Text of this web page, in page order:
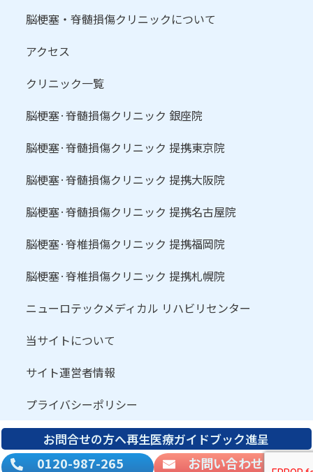
脳梗塞・脊髄損傷クリニックについて
アクセス
クリニック一覧
脳梗塞·脊髄損傷クリニック 銀座院
脳梗塞·脊髄損傷クリニック 提携東京院
脳梗塞·脊髄損傷クリニック 提携大阪院
脳梗塞·脊髄損傷クリニック 提携名古屋院
脳梗塞·脊椎損傷クリニック 提携福岡院
脳梗塞·脊椎損傷クリニック 提携札幌院
ニューロテックメディカル リハビリセンター
当サイトについて
サイト運営者情報
プライバシーポリシー
お問合せの方へ再生医療ガイドブック進呈
0120-987-265 お問い合わせ